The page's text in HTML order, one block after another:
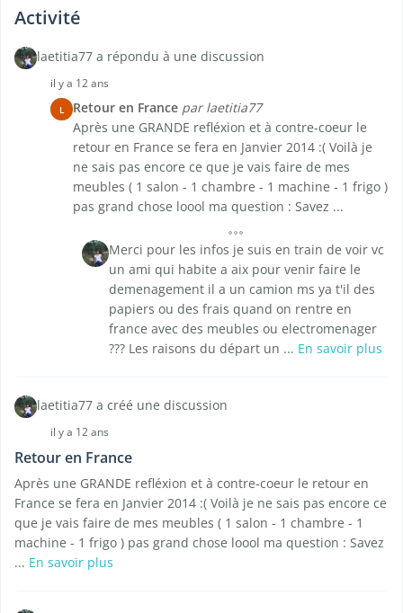
Activité
laetitia77 a répondu à une discussion
il y a 12 ans
L Retour en France par laetitia77
Après une GRANDE refléxion et à contre-coeur le
retour en France se fera en Janvier 2014 :( Voilà je
ne sais pas encore ce que je vais faire de mes
meubles ( 1 salon - 1 chambre - 1 machine - 1 frigo )
pas grand chose loool ma question : Savez ...
Merci pour les infos je suis en train de voir vc
un ami qui habite a aix pour venir faire le
demenagement il a un camion ms ya t'il des
papiers ou des frais quand on rentre en
france avec des meubles ou electromenager
??? Les raisons du départ un ... En savoir plus
laetitia77 a créé une discussion
il y a 12 ans
Retour en France
Après une GRANDE refléxion et à contre-coeur le retour en
France se fera en Janvier 2014 :( Voilà je ne sais pas encore ce
que je vais faire de mes meubles ( 1 salon - 1 chambre - 1
machine - 1 frigo ) pas grand chose loool ma question : Savez
... En savoir plus